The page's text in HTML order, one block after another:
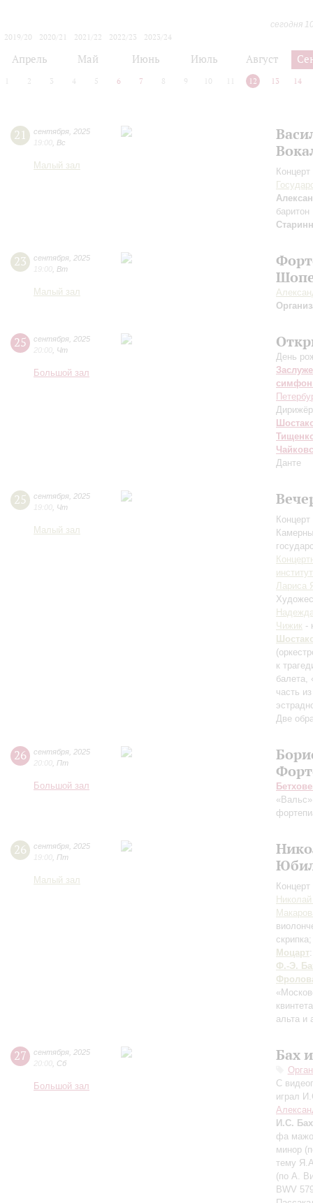
сегодня
2019/20
2020/21 2021/22 2022/23
2023/24
Апрель Май Июнь Июль Август
2 3 4 5 6 7 8 9 10 12 13 14
21 сентября 2025
19:00 Вс
Малый зал
баритон
23 сентября 2025
19:00 Вт
Малый зал
25 сентября 2025
20:00 Чт
Большой зал
День
Данте
25 сентября 2025
19:00 Чт
Малый зал
Лариса
Чижик -
к
балета,
часть
Две
26 сентября 2025
20:00 Пт
Большой зал
26 сентября 2025
19:00 Пт
Малый зал
Моцарт
Ф.-Э.
альта и
27 сентября 2025
20:00 Сб
Большой зал
Бах
С
играл
И.С. Бах
фа
минор
тему
(по А.
BWV